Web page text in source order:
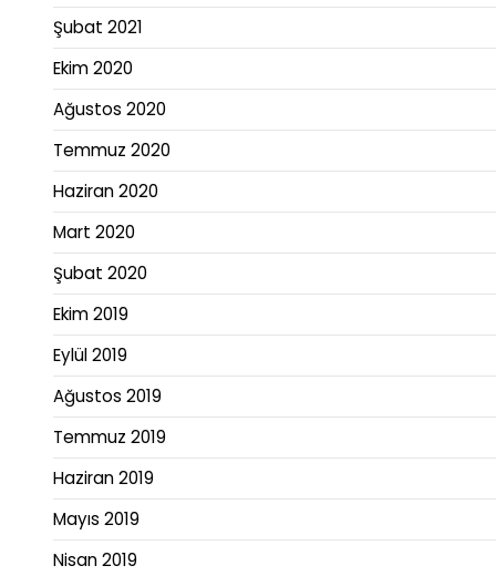
Şubat 2021
Ekim 2020
Ağustos 2020
Temmuz 2020
Haziran 2020
Mart 2020
Şubat 2020
Ekim 2019
Eylül 2019
Ağustos 2019
Temmuz 2019
Haziran 2019
Mayıs 2019
Nisan 2019